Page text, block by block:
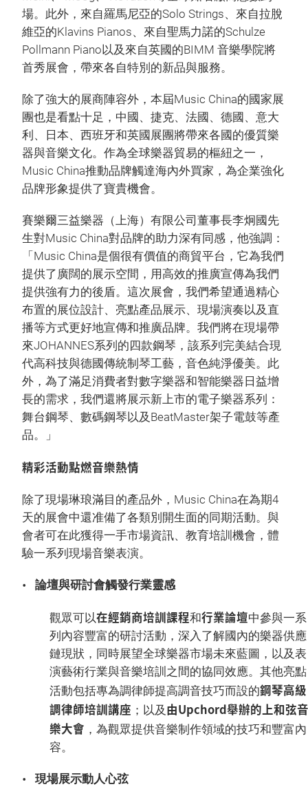
場。此外，來自羅馬尼亞的Solo Strings、來自拉脫
維亞的Klavins Pianos、來自聖馬力諾的Schulze
Pollmann Piano以及來自英國的BIMM 音樂學院將
首秀展會，帶來各自特別的新品與服務。
除了強大的展商陣容外，本屆Music China的國家展
團也是看點十足，中國、捷克、法國、德國、意大
利、日本、西班牙和英國展團將帶來各國的優質樂
器與音樂文化。作為全球樂器貿易的樞紐之一，
Music China推動品牌觸達海內外買家，為企業強化
品牌形象提供了寶貴機會。
賽樂爾三益樂器（上海）有限公司董事長李炯國先
生對Music China對品牌的助力深有同感，他強調：
「Music China是個很有價值的商貿平台，它為我們
提供了廣闊的展示空間，用高效的推廣宣傳為我們
提供強有力的後盾。這次展會，我們希望通過精心
布置的展位設計、亮點產品展示、現場演奏以及直
播等方式更好地宣傳和推廣品牌。我們將在現場帶
來JOHANNES系列的四款鋼琴，該系列完美結合現
代高科技與德國傳統制琴工藝，音色純淨優美。此
外，為了滿足消費者對數字樂器和智能樂器日益增
長的需求，我們還將展示新上市的電子樂器系列：
舞台鋼琴、數碼鋼琴以及BeatMaster架子電鼓等產
品。」
精彩活動點燃音樂熱情
除了現場琳琅滿目的產品外，Music China在為期4
天的展會中還准備了各類別開生面的同期活動。與
會者可在此獲得一手市場資訊、教育培訓機會，體
驗一系列現場音樂表演。
論壇與研討會觸發行業靈感
觀眾可以在經銷商培訓課程和行業論壇中參與一系
列內容豐富的研討活動，深入了解國內的樂器供應
鏈現狀，同時展望全球樂器市場未來藍圖，以及表
演藝術行業與音樂培訓之間的協同效應。其他亮點
活動包括專為調律師提高調音技巧而設的鋼琴高級
調律師培訓講座 ；以及 由Upchord舉辦的上和弦音
樂大會 ，為觀眾提供音樂制作領域的技巧和豐富內
容。
現場展示動人心弦